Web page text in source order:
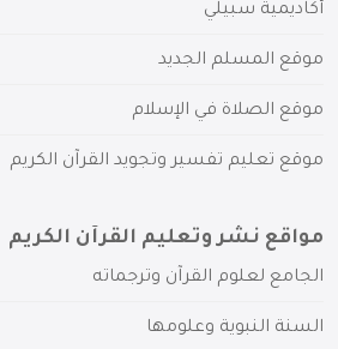
أكاديمية سبيلي
موقع المسلم الجديد
موقع الصلاة في الإسلام
موقع تعليم تفسير وتجويد القرآن الكريم
مواقع نشر وتعليم القرآن الكريم
الجامع لعلوم القرآن وترجماته
السنة النبوية وعلومها